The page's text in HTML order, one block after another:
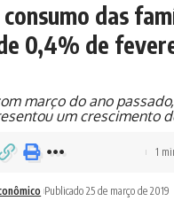
das
0,4% de
março do ano
um crescimento
Publicado 25 de março de 2019
1